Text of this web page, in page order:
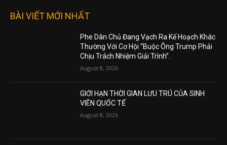
BÀI VIẾT MỚI NHẤT
Phe Dân Chủ Đang Vạch Ra Kế Hoạch Khác
Thường Với Cơ Hội “Buộc Ông Trump Phải
Chịu Trách Nhiệm Giải Trình”.
August 8, 2026
GIỚI HẠN THỜI GIAN LƯU TRÚ CỦA SINH
VIÊN QUỐC TẾ
August 8, 2026